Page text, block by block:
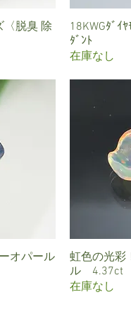
脱臭 除
ク
18KWGﾀﾞｲ
ﾀﾞﾝﾄ
在庫なし
オパール
ク
虹色の光彩
ル 4.37ct
在庫なし